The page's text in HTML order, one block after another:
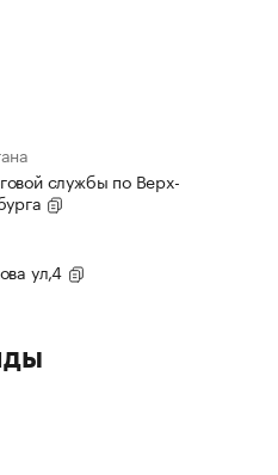
службы по Верх-
ул,4